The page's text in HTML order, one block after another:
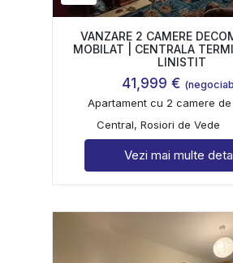
VANZARE 2 CAMERE
MOBILAT | CENTRALA
LINISTIT
41,999 €
Apartament cu 2 camere
Central, Rosiori de Vede
Vezi mai multe